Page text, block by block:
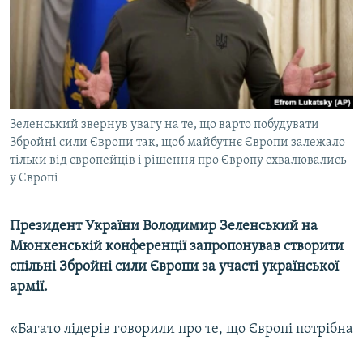
ДЕПОРТАЦІЯ
ВІДЕОУРОКИ «ELIFBE»
СВІДЧЕННЯ ОКУПАЦІЇ
УКРАЇНСЬКА ПРОБЛЕМА КРИМУ
ІНФОГРАФІКА
ЯК ОБІЙТИ БЛОКУВАННЯ
Русский
Qırımtatar
ДОЛУЧАЙСЯ!
Зеленський звернув увагу на те, що варто побудувати
Збройні сили Європи так, щоб майбутнє Європи залежало
тільки від європейців і рішення про Європу схвалювались
у Європі
Президент України Володимир Зеленський на
Мюнхенській конференції запропонував створити
спільні Збройні сили Європи за участі української
армії.
«Багато лідерів говорили про те, що Європі потрібна